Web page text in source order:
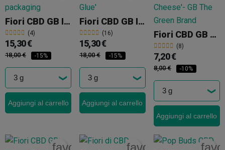
Fiori CBD GB Indoor 'Gelatto'
(4)
15,30 €
18,00 € -15%
Aggiungi al carrello
Fiori CBD GB Indoor 'Gorilla Glue'
(16)
15,30 €
18,00 € -15%
Aggiungi al carrello
Fiori CBD GB Outdoor 'Blue Cheese'
(8)
7,20 €
8,00 € -10%
Aggiungi al carrello